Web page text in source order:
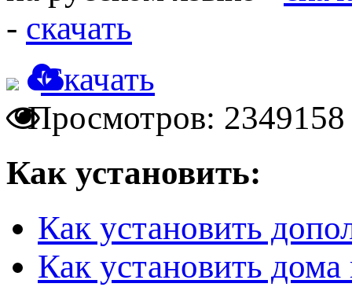
- скачать
Скачать
Просмотров: 2349158
Как установить:
Как установить
Как установить